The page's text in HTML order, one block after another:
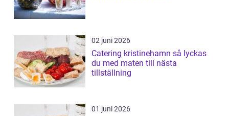
02 juni 2026
Catering kristinehamn så lyckas
du med maten till nästa
tillställning
01 juni 2026